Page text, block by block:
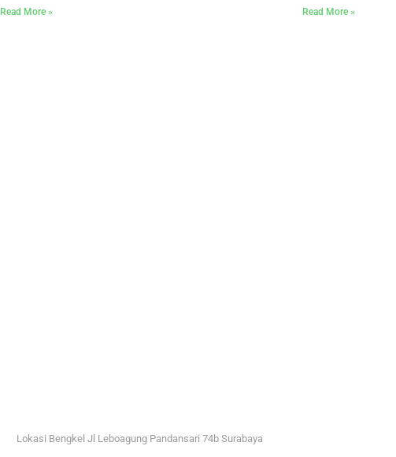
Read More » Read More »
Lokasi Bengkel Jl Leboagung Pandansari 74b Surabaya